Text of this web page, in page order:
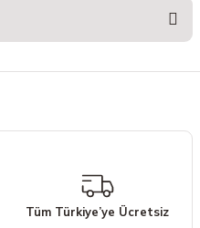
Tüm Türkiye’ye Ücretsiz